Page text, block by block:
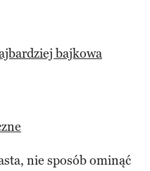
bajkowa
nie sposób ominąć